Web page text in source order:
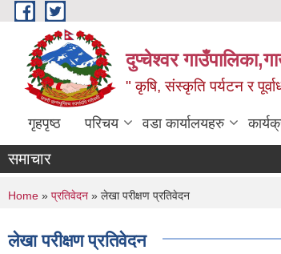
Skip to main content
दुप्चेश्वर
" कृषि, संस्कृति पर्यटन र
गृहपृष्ठ परिचय वडा कार्यालयहरु
समाचार
You are here
Home » प्रतिवेदन » लेखा परीक्षण प्रतिवेदन
लेखा परीक्षण प्रतिवेदन